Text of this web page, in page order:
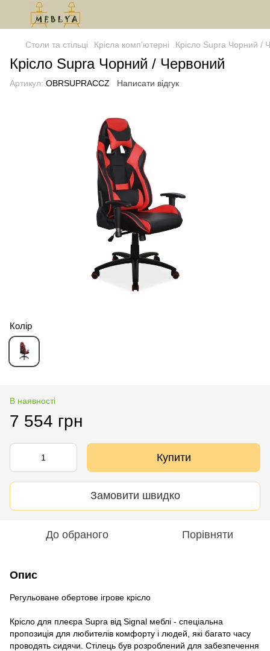
Столи та стільці Крісла комп'ютерні Крісло Supra Чорний /
Крісло Supra Чорний / Червоний
Артикул: OBRSUPRACCZ Написати відгук
Колір
В наявності
7 554 грн
Купити
Замовити швидко
До обраного Порівняти
Опис
Регульоване обертове ігрове крісло
Крісло для плеєра Supra від Signal меблі - спеціальна
пропозиція для любителів комфорту і людей, які багато часу
проводять сидячи. Стілець був розроблений для забезпечення